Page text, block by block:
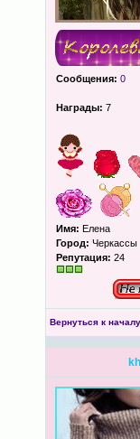
Сообщения: 0
Награды: 7
Имя: Елена
Город: Черкассы
Репутация: 24
Вернуться к началу